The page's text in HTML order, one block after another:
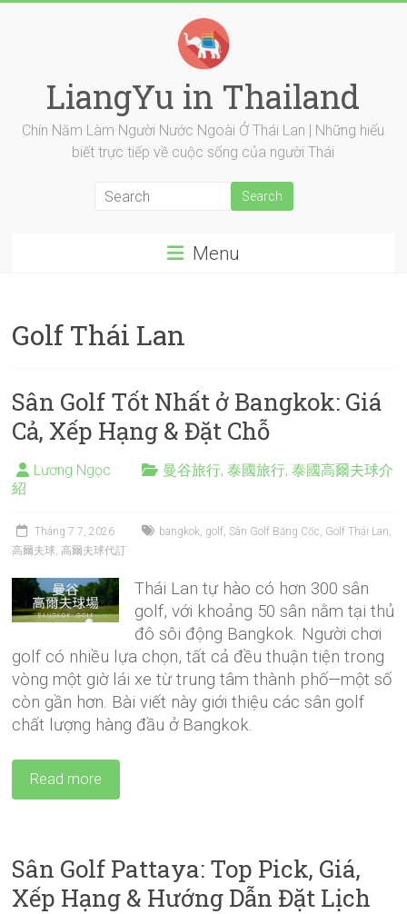
LiangYu in Thailand
Chín Năm Làm Người Nước Ngoài Ở Thái Lan | Những hiểu
biết trực tiếp về cuộc sống của người Thái
Menu
Golf Thái Lan
Sân Golf Tốt Nhất ở Bangkok: Giá
Cả, Xếp Hạng & Đặt Chỗ
Lương Ngọc 曼谷旅行,泰國旅行,泰國高爾夫球介
紹
Tháng 7 7, 2026 bangkok, golf, Sân Golf Băng Cốc, Golf Thái Lan,
高爾夫球,高爾夫球代訂
Thái Lan tự hào có hơn 300 sân
golf, với khoảng 50 sân nằm tại thủ
đô sôi động Bangkok. Người chơi
golf có nhiều lựa chọn, tất cả đều thuận tiện trong
vòng một giờ lái xe từ trung tâm thành phố—một số
còn gần hơn. Bài viết này giới thiệu các sân golf
chất lượng hàng đầu ở Bangkok.
Read more
Sân Golf Pattaya: Top Pick, Giá,
Xếp Hạng & Hướng Dẫn Đặt Lịch